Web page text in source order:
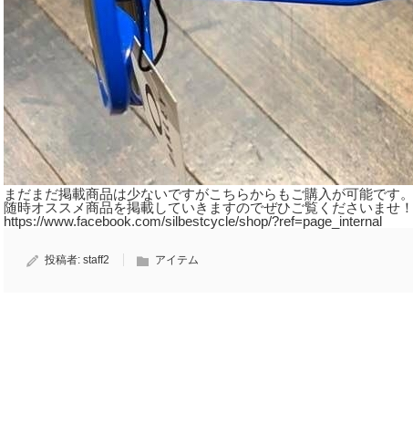
まだまだ掲載商品は少ないですがこちらからもご購入が可能です。
随時オススメ商品を掲載していきますのでぜひご覧くださいませ！
https://www.facebook.com/silbestcycle/shop/?ref=page_internal
投稿者: staff2 アイテム